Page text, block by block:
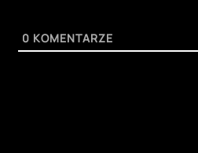
0 KOMENTARZE